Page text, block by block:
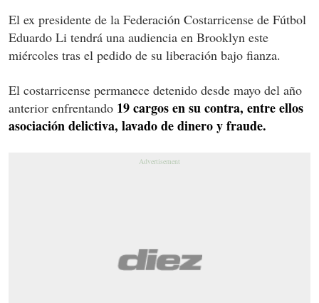
El ex presidente de la Federación Costarricense de Fútbol
Eduardo Li tendrá una audiencia en Brooklyn este
miércoles tras el pedido de su liberación bajo fianza.
El costarricense permanece detenido desde mayo del año
anterior enfrentando 19 cargos en su contra, entre ellos
asociación delictiva, lavado de dinero y fraude.